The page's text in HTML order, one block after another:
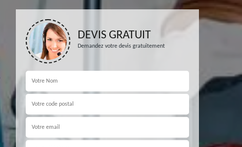
DEVIS GRATUIT
Demandez votre devis gratuitement